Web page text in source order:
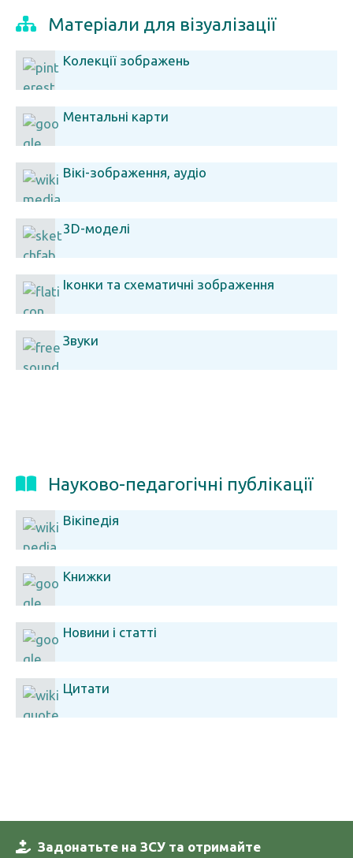
Матеріали для візуалізації
Колекції зображень
Ментальні карти
Вікі-зображення, аудіо
3D-моделі
Іконки та схематичні зображення
Звуки
Науково-педагогічні публікації
Вікіпедія
Книжки
Новини і статті
Цитати
Задонатьте на ЗСУ та отримайте